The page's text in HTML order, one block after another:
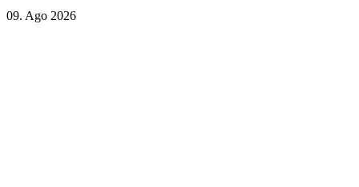
09. Ago 2026